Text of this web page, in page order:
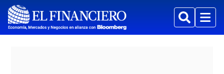
BuscarMenu